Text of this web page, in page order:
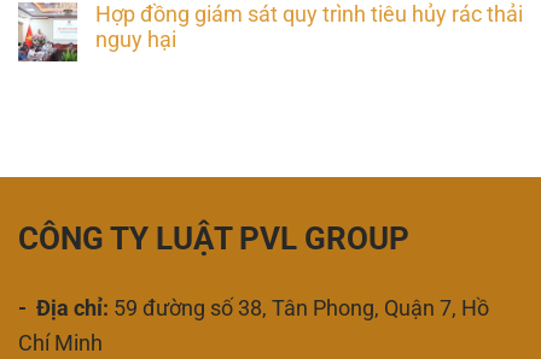
Hợp đồng giám sát quy trình tiêu hủy rác thải
nguy hại
CÔNG TY LUẬT PVL GROUP
- Địa chỉ: 59 đường số 38, Tân Phong, Quận 7, Hồ
Chí Minh